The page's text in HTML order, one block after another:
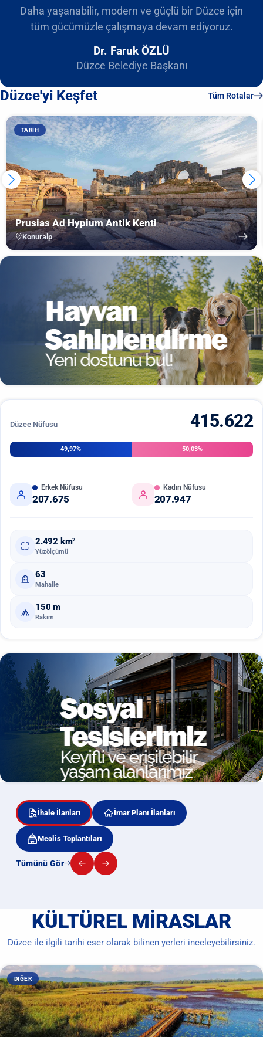
Daha yaşanabilir, modern ve güçlü bir Düzce için
tüm gücümüzle çalışmaya devam ediyoruz.
Dr. Faruk ÖZLÜ
Düzce Belediye Başkanı
Düzce'yi Keşfet Tüm Rotalar
TARIH
Prusias Ad Hypium Antik Kenti
Konuralp
Düzce Nüfusu 415.622
49,97% 50,03%
Erkek Nüfusu
207.675
Kadın Nüfusu
207.947
2.492 km²
Yüzölçümü
63
Mahalle
150 m
Rakım
İhale İlanları İmar Planı İlanları
Meclis Toplantıları
Tümünü Gör
KÜLTÜREL MIRASLAR
Düzce ile ilgili tarihi eser olarak bilinen yerleri inceleyebilirsiniz.
DIĞER